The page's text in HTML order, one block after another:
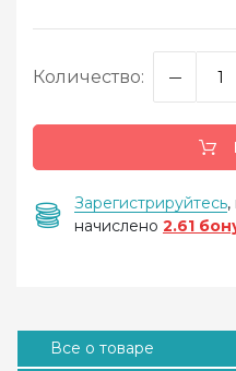
Количество:
Зарегистрируйтесь,
начислено 2.61
Все о товаре